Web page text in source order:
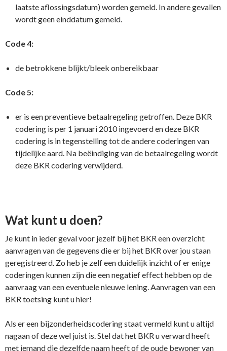
laatste aflossingsdatum) worden gemeld. In andere gevallen
wordt geen einddatum gemeld.
Code 4:
de betrokkene blijkt/bleek onbereikbaar
Code 5:
er is een preventieve betaalregeling getroffen. Deze BKR
codering is per 1 januari 2010 ingevoerd en deze BKR
codering is in tegenstelling tot de andere coderingen van
tijdelijke aard. Na beëindiging van de betaalregeling wordt
deze BKR codering verwijderd.
Wat kunt u doen?
Je kunt in ieder geval voor jezelf bij het BKR een overzicht
aanvragen van de gegevens die er bij het BKR over jou staan
geregistreerd. Zo heb je zelf een duidelijk inzicht of er enige
coderingen kunnen zijn die een negatief effect hebben op de
aanvraag van een eventuele nieuwe lening. Aanvragen van een
BKR toetsing kunt u hier!
Als er een bijzonderheidscodering staat vermeld kunt u altijd
nagaan of deze wel juist is. Stel dat het BKR u verward heeft
met iemand die dezelfde naam heeft of de oude bewoner van